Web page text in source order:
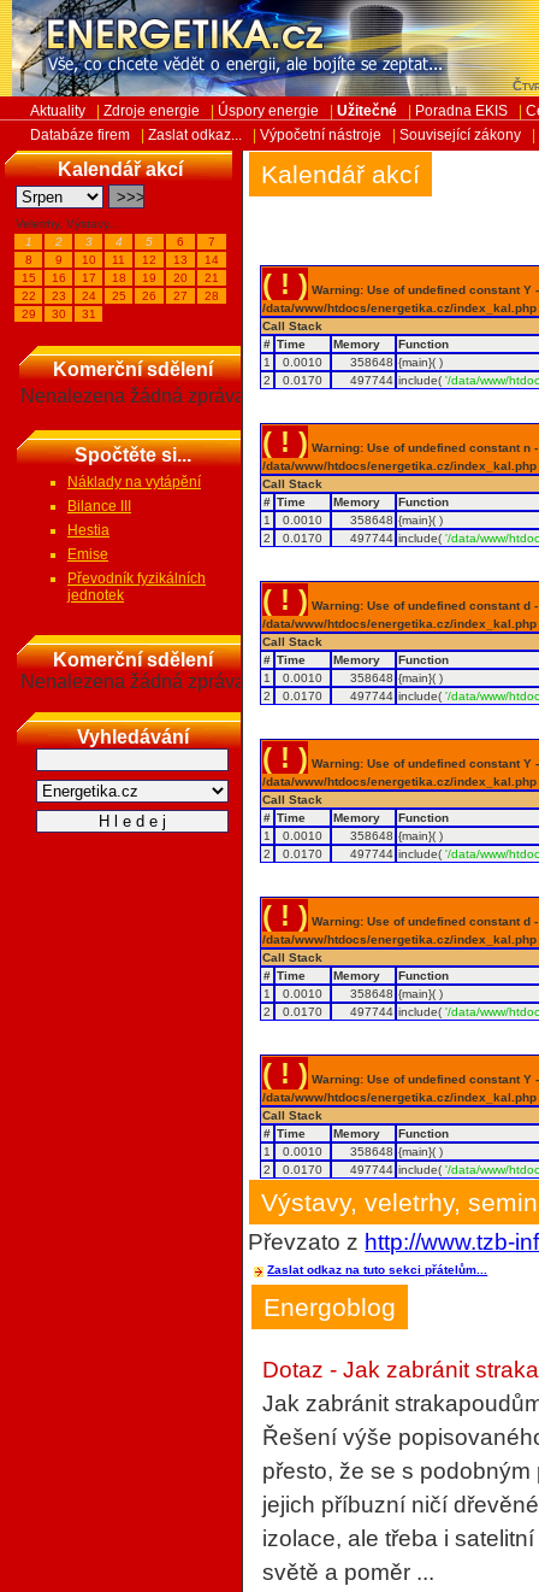
Aktuality Zdroje energie Úspory energie Užitečné Poradna EKIS
Databáze firem
Zaslat odkaz... Výpočetní nástroje Související zákony
Kalendář akcí
Veletrhy, Výstavy...
1
2 3 4 5 6
7
8
9 10 11 12 13
14
15
16 17 18 19 20
21
22
23 24 25 26 27
28
29
30 31
Komerční sdělení
Nenalezena žádná zpráva
Spočtěte si...
Náklady na vytápění
Bilance III
Hestia
Emise
Převodník fyzikálních
jednotek
Komerční sdělení
Nenalezena žádná zpráva
Vyhledávání
Kalendář akcí
( ! ) Warning: Use of undefined constant
/data/www/htdocs/energetika.cz/
Call Stack
# Time Memory
Function
1
0.0010 358648 {main}( )
2
0.0170 497744 include('/data/www/
( ! ) Warning: Use of undefined constant
/data/www/htdocs/energetika.cz/
Call Stack
# Time Memory
Function
1
0.0010 358648 {main}( )
2
0.0170 497744 include('/data/www/
( ! ) Warning: Use of undefined constant
/data/www/htdocs/energetika.cz/
Call Stack
# Time Memory
Function
1
0.0010 358648 {main}( )
2
0.0170 497744 include('/data/www/
( ! ) Warning: Use of undefined constant
/data/www/htdocs/energetika.cz/
Call Stack
# Time Memory
Function
1
0.0010 358648 {main}( )
2
0.0170 497744 include('/data/www/
( ! ) Warning: Use of undefined constant
/data/www/htdocs/energetika.cz/
Call Stack
# Time Memory
Function
1
0.0010 358648 {main}( )
2
0.0170 497744 include('/data/www/
( ! ) Warning: Use of undefined constant
/data/www/htdocs/energetika.cz/
Call Stack
# Time Memory
Function
1
0.0010 358648 {main}( )
2
0.0170 497744 include('/data/www/
Výstavy, veletrhy,
Převzato z http://www.tzb-
Zaslat odkaz na tuto sekci přátelům...
Energoblog
Dotaz - Jak zabránit
Jak zabránit
Řešení výše
přesto, že se s
jejich příbuzní ničí
izolace, ale třeba i
světě a poměr ...